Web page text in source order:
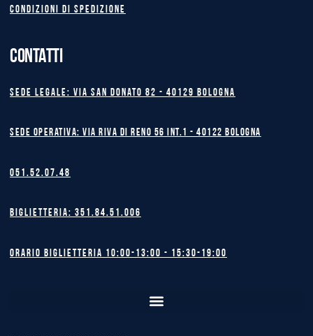
Condizioni di spedizione
CONTATTI
Sede legale: Via San Donato 82 - 40129 BOLOGNA
Sede operativa: Via Riva di Reno 56 int.1 - 40122 BOLOGNA
051.52.07.48
Biglietteria: 351.84.51.006
Orario biglietteria 10:00-13:00 - 15:30-19:00